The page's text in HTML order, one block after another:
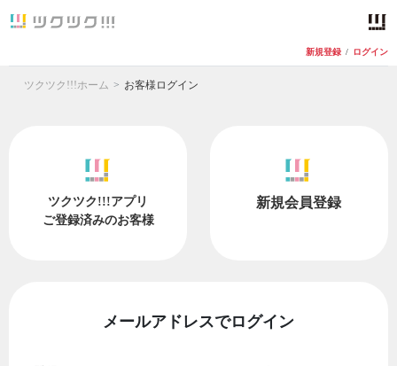
新規登録 / ログイン
ツクツク!!!ホーム お客様ログイン
ツクツク!!!アプリ
ご登録済みのお客様
新規会員登録
メールアドレスでログイン